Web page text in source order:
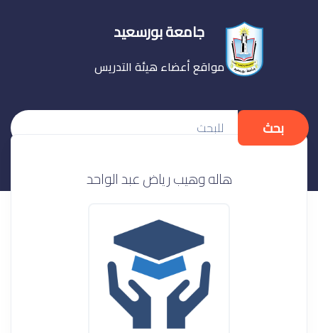
جامعة بورسعيد
مواقع أعضاء هيئة التدريس
بحث
هاله وهيب رياض عبد الواحد